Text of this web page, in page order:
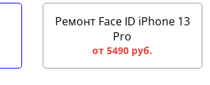
Ремонт Face ID iPhone 13
Pro
от 5490 руб.